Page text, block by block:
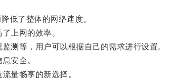
低了整体的网络速度。
上网的效率。
等，用户可以根据自己的需求进行设置。
安全。
量畅享的新选择。